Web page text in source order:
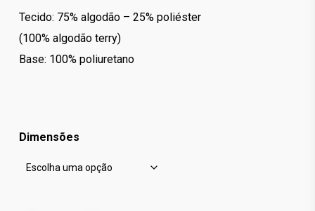
Tecido: 75% algodão – 25% poliéster
(100% algodão terry)
Base: 100% poliuretano
Dimensões